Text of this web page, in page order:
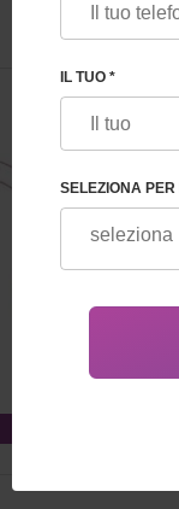
IL TUO *
SELEZIONA PER